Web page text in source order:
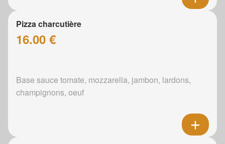
Pizza charcutière
16.00 €
Base sauce tomate, mozzarella, jambon, lardons,
champignons, oeuf